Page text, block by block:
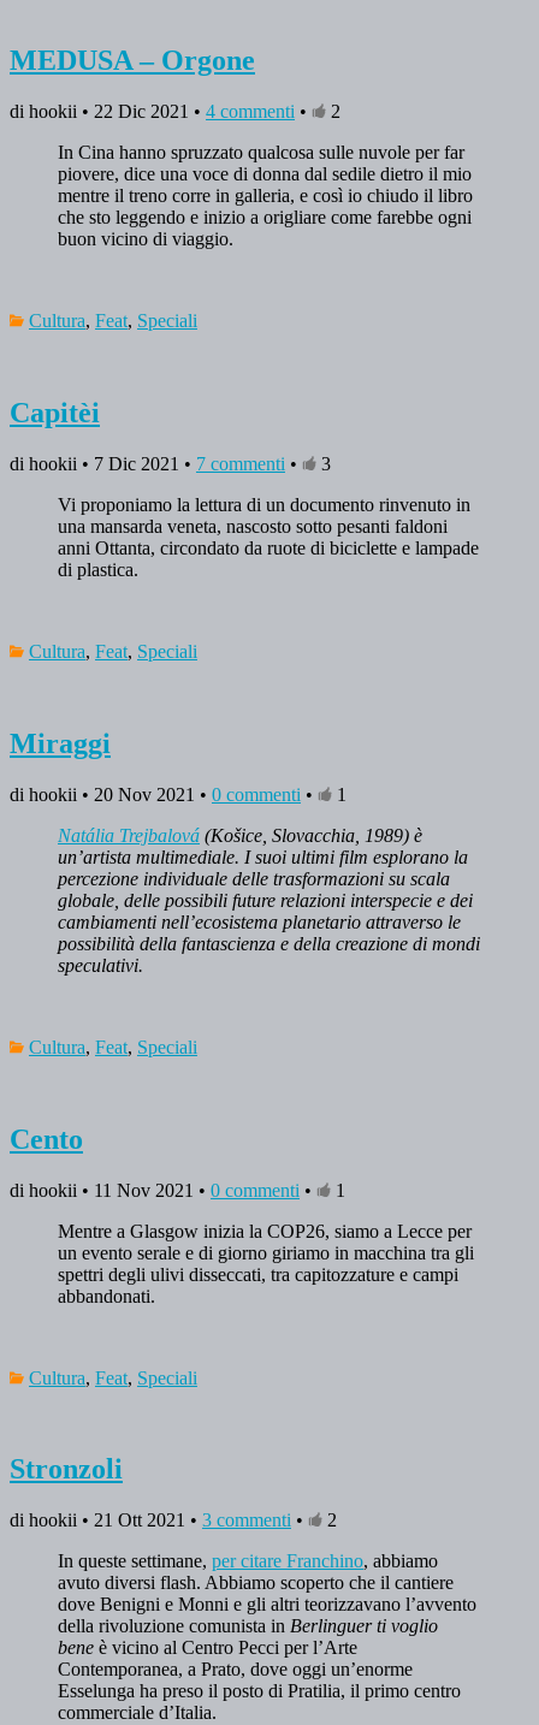
MEDUSA – Orgone
di hookii • 22 Dic 2021 • 4 commenti •
2
In Cina hanno spruzzato qualcosa sulle nuvole per far
piovere, dice una voce di donna dal sedile dietro il mio
mentre il treno corre in galleria, e così io chiudo il libro
che sto leggendo e inizio a origliare come farebbe ogni
buon vicino di viaggio.
Cultura, Feat, Speciali
Capitèi
di hookii • 7 Dic 2021 • 7 commenti •
3
Vi proponiamo la lettura di un documento rinvenuto in
una mansarda veneta, nascosto sotto pesanti faldoni
anni Ottanta, circondato da ruote di biciclette e lampade
di plastica.
Cultura, Feat, Speciali
Miraggi
di hookii • 20 Nov 2021 • 0 commenti •
1
Natália Trejbalová (Košice, Slovacchia, 1989) è
un’artista multimediale. I suoi ultimi film esplorano la
percezione individuale delle trasformazioni su scala
globale, delle possibili future relazioni interspecie e dei
cambiamenti nell’ecosistema planetario attraverso le
possibilità della fantascienza e della creazione di mondi
speculativi.
Cultura, Feat, Speciali
Cento
di hookii • 11 Nov 2021 • 0 commenti •
1
Mentre a Glasgow inizia la COP26, siamo a Lecce per
un evento serale e di giorno giriamo in macchina tra gli
spettri degli ulivi disseccati, tra capitozzature e campi
abbandonati.
Cultura, Feat, Speciali
Stronzoli
di hookii • 21 Ott 2021 • 3 commenti •
2
In queste settimane, per citare Franchino, abbiamo
avuto diversi flash. Abbiamo scoperto che il cantiere
dove Benigni e Monni e gli altri teorizzavano l’avvento
della rivoluzione comunista in Berlinguer ti voglio
bene è vicino al Centro Pecci per l’Arte
Contemporanea, a Prato, dove oggi un’enorme
Esselunga ha preso il posto di Pratilia, il primo centro
commerciale d’Italia.